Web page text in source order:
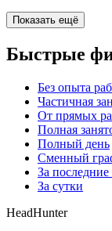
Показать ещё
Быстрые
Без опыта
Частичная
От прямых
Полная
Полный день
Сменный
За
За сутки
HeadHunter